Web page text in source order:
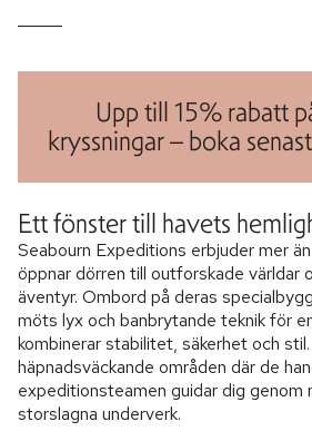
Upp till 15% rabatt
kryssningar – boka
Ett fönster till havets
Seabourn Expeditions erbjuder mer
öppnar dörren till outforskade världar
äventyr. Ombord på deras
möts lyx och banbrytande teknik för
kombinerar stabilitet, säkerhet och
häpnadsväckande områden där de
expeditionsteamen guidar dig genom
storslagna underverk.